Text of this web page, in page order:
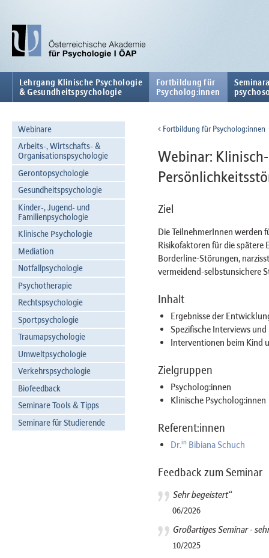
Lehrgang Klinische Psychologie
& Gesundheitspsychologie
Fortbildung für
Psycholog:innen
Webinare
Arbeits-, Wirtschafts- &
Organisationspsychologie
Gerontopsychologie
Gesundheitspsychologie
Kinder-, Jugend- und
Familienpsychologie
Klinische Psychologie
Mediation
Notfallpsychologie
Psychotherapie
Rechtspsychologie
Sportpsychologie
Traumapsychologie
Umweltpsychologie
Verkehrspsychologie
Biofeedback
Seminare Tools & Tipps
Seminare für Studierende
Fortbildung für Psycholog:innen
Webinar:
Ziel
Die TeilnehmerInnen werden
Risikofaktoren für die
Borderline-Störungen,
vermeidend-selbstunsichere
Inhalt
Ergebnisse der
Spezifische Interviews
Interventionen beim Kind
Zielgruppen
Psycholog:innen
Klinische Psycholog:innen
Referent:innen
Dr. in Bibiana Schuch
Feedback zum Seminar
Sehr begeistert“
06/2026
Großartiges Seminar -
10/2025